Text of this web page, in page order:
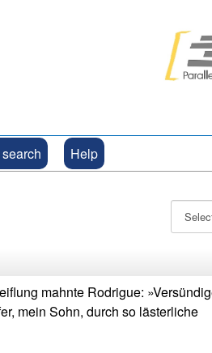
Help
mahnte Rodrigue:
mein Sohn, durch so lästerliche